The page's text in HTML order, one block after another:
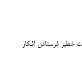
خطیر فرستادن افکار